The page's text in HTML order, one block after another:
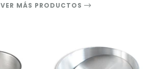
VER MÁS PRODUCTOS